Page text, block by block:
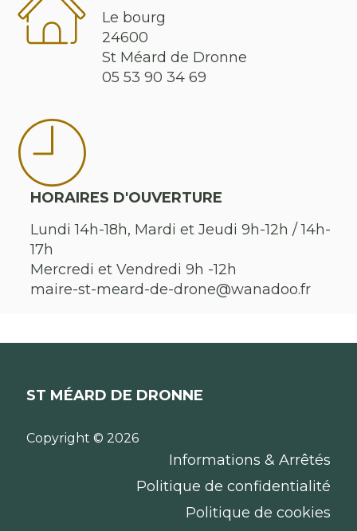
Le bourg
24600
St Méard de Dronne
05 53 90 34 69
HORAIRES D'OUVERTURE
Lundi 14h-18h, Mardi et Jeudi 9h-12h / 14h-
17h
Mercredi et Vendredi 9h -12h
maire-st-meard-de-drone@wanadoo.fr
ST MÉARD DE DRONNE
Copyright © 2026
Informations & Arrêtés
Politique de confidentialité
Politique de cookies